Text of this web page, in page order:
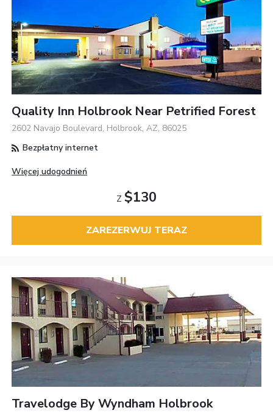
Quality Inn Holbrook Near Petrified Forest
2602 Navajo Boulevard, Holbrook, AZ, 86025
Bezpłatny internet
Więcej udogodnień
Z $130
ZAREZERWUJ TERAZ
Travelodge By Wyndham Holbrook